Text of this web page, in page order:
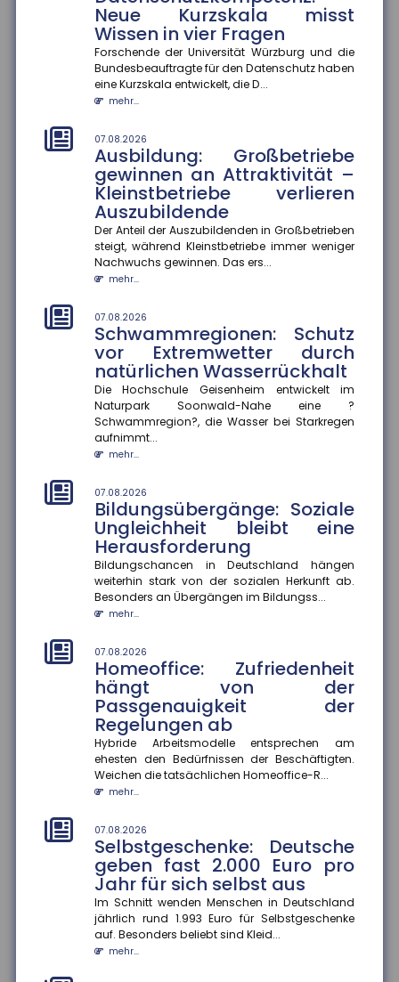
Neue Kurzskala misst
Wissen in vier Fragen
Forschende der Universität Würzburg und die
Bundesbeauftragte für den Datenschutz haben
eine Kurzskala entwickelt, die D...
mehr...
07.08.2026
Ausbildung: Großbetriebe
gewinnen an Attraktivität –
Kleinstbetriebe verlieren
Auszubildende
Der Anteil der Auszubildenden in Großbetrieben
steigt, während Kleinstbetriebe immer weniger
Nachwuchs gewinnen. Das ers...
mehr...
07.08.2026
Schwammregionen: Schutz
vor Extremwetter durch
natürlichen Wasserrückhalt
Die Hochschule Geisenheim entwickelt im
Naturpark Soonwald-Nahe eine ?
Schwammregion?, die Wasser bei Starkregen
aufnimmt...
mehr...
07.08.2026
Bildungsübergänge: Soziale
Ungleichheit bleibt eine
Herausforderung
Bildungschancen in Deutschland hängen
weiterhin stark von der sozialen Herkunft ab.
Besonders an Übergängen im Bildungss...
mehr...
07.08.2026
Homeoffice: Zufriedenheit
hängt von der
Passgenauigkeit der
Regelungen ab
Hybride Arbeitsmodelle entsprechen am
ehesten den Bedürfnissen der Beschäftigten.
Weichen die tatsächlichen Homeoffice-R...
mehr...
07.08.2026
Selbstgeschenke: Deutsche
geben fast 2.000 Euro pro
Jahr für sich selbst aus
Im Schnitt wenden Menschen in Deutschland
jährlich rund 1.993 Euro für Selbstgeschenke
auf. Besonders beliebt sind Kleid...
mehr...
Die Hochschule Geisenheim entwickelt im Naturpark
Soonwald-Nahe eine ?Schwammregion?, die
Wasser bei Starkregen aufnimmt...
mehr...
07.08.2026
Bildungsübergänge: Soziale
Herausforderung
Bildungschancen in Deutschland hängen weiterhin
stark von der sozialen Herkunft ab. Besonders an
Übergängen im Bildungss...
mehr...
07.08.2026
Homeoffice: Zufriedenheit
hängt von der Passgenauigkeit
Hybride Arbeitsmodelle entsprechen am ehesten den
Bedürfnissen der Beschäftigten. Weichen die
tatsächlichen Homeoffice-R...
mehr...
07.08.2026
Selbstgeschenke: Deutsche
geben fast 2.000 Euro pro Jahr
für sich selbst aus
rund 1.993 Euro für Selbstgeschenke auf. Besonders
beliebt sind Kleid...
mehr...
04.08.2026
Digitalisierung und
Flexibilisierung im
Führerscheinerwerb
Fahrschulausbildung. Der Gesetzentwurf dazu sieht
vor, die Präsenzpflicht für...
mehr...
04.08.2026
Ausbildungsvergütungen
bundesweit gestiegen
Die tarifvertraglichen Ausbildungsvergütungen sind
im Ausbildungsjahr 2025/26 im Schnitt um 3,9
mehr...
04.08.2026
Hitzeschutz als Bildungsfaktor
Klimaanlagen zu Hause verbessern Schulerfolge ?
aber nicht für alle. Die Verfügbarkeit von
Klimaanlagen in Wohnungen be...
mehr...